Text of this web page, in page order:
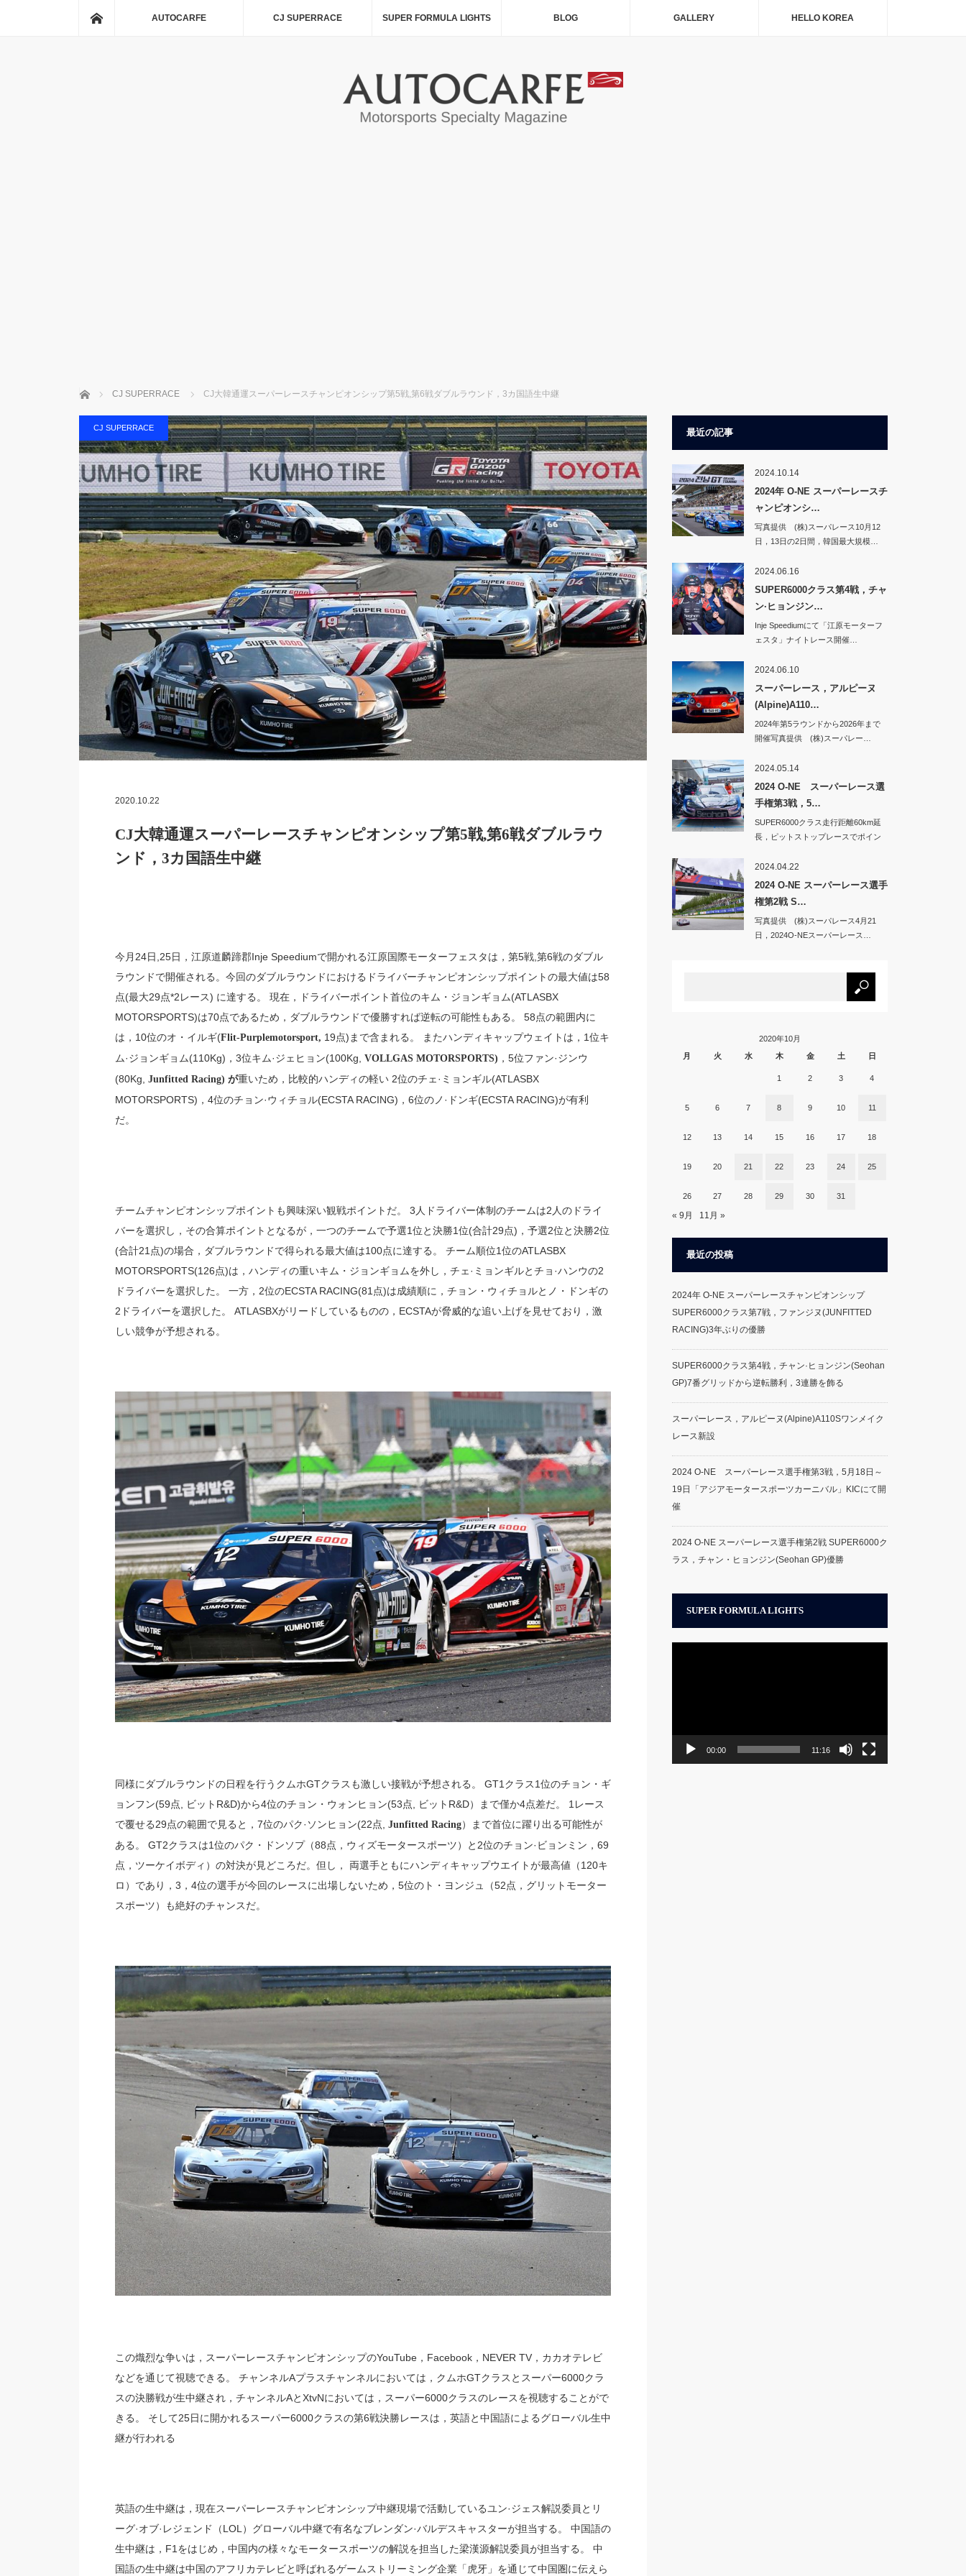
AUTOCARFE CJ SUPERRACE SUPER FORMULA LIGHTS BLOG GALLERY HELLO KOREA
ホーム CJ SUPERRACE CJ大韓通運スーパーレースチャンピオンシップ第5戦,第6戦ダブルラウンド，3カ国語生中継
CJ SUPERRACE
2020.10.22
CJ大韓通運スーパーレースチャンピオンシップ第5戦,第6戦ダブルラウ
ンド，3カ国語生中継
今月24日,25日，江原道麟蹄郡Inje Speediumで開かれる江原国際モーターフェスタは，第5戦,第6戦のダブル
ラウンドで開催される。今回のダブルラウンドにおけるドライバーチャンピオンシップポイントの最大値は58
点(最大29点*2レース) に達する。 現在，ドライバーポイント首位のキム・ジョンギョム(ATLASBX
MOTORSPORTS)は70点であるため，ダブルラウンドで優勝すれば逆転の可能性もある。 58点の範囲内に
は，10位のオ・イルギ(Flit-Purplemotorsport, 19点)まで含まれる。 またハンディキャップウェイトは，1位キ
ム·ジョンギョム(110Kg)，3位キム·ジェヒョン(100Kg, VOLLGAS MOTORSPORTS) ，5位ファン·ジンウ
(80Kg, Junfitted Racing) が重いため，比較的ハンディの軽い 2位のチェ·ミョンギル(ATLASBX
MOTORSPORTS)，4位のチョン·ウィチョル(ECSTA RACING)，6位のノ·ドンギ(ECSTA RACING)が有利
だ。
チームチャンピオンシップポイントも興味深い観戦ポイントだ。 3人ドライバー体制のチームは2人のドライ
バーを選択し，その合算ポイントとなるが，一つのチームで予選1位と決勝1位(合計29点)，予選2位と決勝2位
(合計21点)の場合，ダブルラウンドで得られる最大値は100点に達する。 チーム順位1位のATLASBX
MOTORSPORTS(126点)は，ハンディの重いキム・ジョンギョムを外し，チェ·ミョンギルとチョ·ハンウの2
ドライバーを選択した。 一方，2位のECSTA RACING(81点)は成績順に，チョン・ウィチョルとノ・ドンギの
2ドライバーを選択した。 ATLASBXがリードしているものの，ECSTAが脅威的な追い上げを見せており，激
しい競争が予想される。
同様にダブルラウンドの日程を行うクムホGTクラスも激しい接戦が予想される。 GT1クラス1位のチョン・ギ
ョンフン(59点, ビットR&D)から4位のチョン・ウォンヒョン(53点, ビットR&D）まで僅か4点差だ。 1レース
で覆せる29点の範囲で見ると，7位のパク·ソンヒョン(22点, Junfitted Racing）まで首位に躍り出る可能性が
ある。 GT2クラスは1位のパク・ドンソプ（88点，ウィズモータースポーツ）と2位のチョン·ビョンミン，69
点，ツーケイボディ）の対決が見どころだ。但し， 両選手ともにハンディキャップウエイトが最高値（120キ
ロ）であり，3，4位の選手が今回のレースに出場しないため，5位のト・ヨンジュ（52点，グリットモーター
スポーツ）も絶好のチャンスだ。
この熾烈な争いは，スーパーレースチャンピオンシップのYouTube，Facebook，NEVER TV，カカオテレビ
などを通じて視聴できる。 チャンネルAプラスチャンネルにおいては，クムホGTクラスとスーパー6000クラ
スの決勝戦が生中継され，チャンネルAとXtvNにおいては，スーパー6000クラスのレースを視聴することがで
きる。 そして25日に開かれるスーパー6000クラスの第6戦決勝レースは，英語と中国語によるグローバル生中
継が行われる
英語の生中継は，現在スーパーレースチャンピオンシップ中継現場で活動しているユン·ジェス解説委員とリ
ーグ·オブ·レジェンド（LOL）グローバル中継で有名なブレンダン·バルデスキャスターが担当する。 中国語の
生中継は，F1をはじめ，中国内の様々なモータースポーツの解説を担当した梁漢源解説委員が担当する。 中
国語の生中継は中国のアフリカテレビと呼ばれるゲームストリーミング企業「虎牙」を通じて中国圏に伝えら
最近の記事
2024.10.14
2024年 O-NE スーパーレースチ
ャンピオンシ…
写真提供 (株)スーパレース10月12
日，13日の2日間，韓国最大規模…
2024.06.16
SUPER6000クラス第4戦，チャ
ン·ヒョンジン…
Inje Speediumにて「江原モーターフ
ェスタ」ナイトレース開催…
2024.06.10
スーパーレース，アルピーヌ
(Alpine)A110…
2024年第5ラウンドから2026年まで
開催写真提供 (株)スーパレー…
2024.05.14
2024 O-NE スーパーレース選
手権第3戦，5…
SUPER6000クラス走行距離60km延
長，ピットストップレースでポイン
2024.04.22
2024 O-NE スーパーレース選手
権第2戦 S…
写真提供 (株)スーパレース4月21
日，2024O-NEスーパーレース…
2020年10月
月
火 水 木 金 土 日
1 2 3 4
5 6 7 8 9 10 11
12 13 14 15 16 17 18
19 20 21 22 23 24 25
26 27 28 29 30 31
« 9月 11月 »
最近の投稿
2024年 O-NE スーパーレースチャンピオンシップ
SUPER6000クラス第7戦，ファンジヌ(JUNFITTED
RACING)3年ぶりの優勝
SUPER6000クラス第4戦，チャン·ヒョンジン(Seohan
GP)7番グリッドから逆転勝利，3連勝を飾る
スーパーレース，アルピーヌ(Alpine)A110Sワンメイク
レース新設
2024 O-NE スーパーレース選手権第3戦，5月18日～
19日「アジアモータースポーツカーニバル」KICにて開
催
2024 O-NE スーパーレース選手権第2戦 SUPER6000ク
ラス，チャン・ヒョンジン(Seohan GP)優勝
SUPER FORMULA LIGHTS
00:00 11:16